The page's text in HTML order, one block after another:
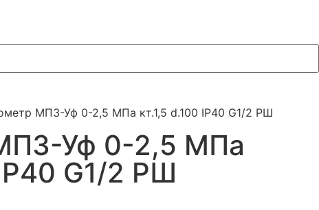
МП3-Уф 0-2,5 МПа кт.1,5 d.100 IP40 G1/2 РШ
Уф 0-2,5 МПа
G1/2 РШ